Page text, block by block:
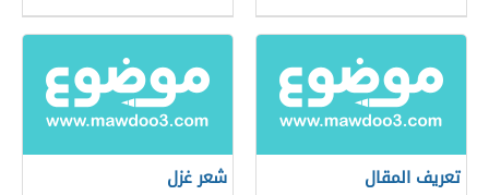
تعريف المقال شعر غزل